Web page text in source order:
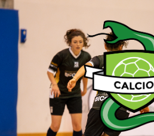
Skip
content